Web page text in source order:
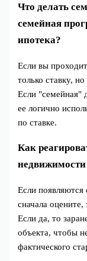
Что делать
семейная
ипотека?
Если вы
только ставку,
Если "семейная"
ее логично
по ставке.
Как
недвижимости
Если
сначала
Если да, то
объекта, чтобы
фактического